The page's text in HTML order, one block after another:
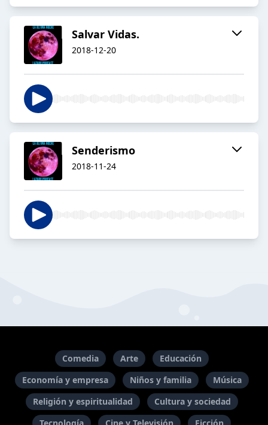
Salvar Vidas.
2018-12-20
Senderismo
2018-11-24
Comedia Arte
Educación
Economía y empresa
Niños y familia
Música
Religión y espiritualidad
Cultura y sociedad